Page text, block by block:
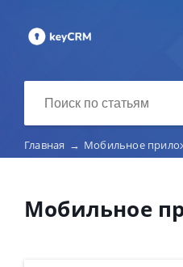
Главная → Мобильное
Мобильное